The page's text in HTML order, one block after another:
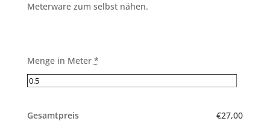
Meterware zum selbst nähen.
Menge in Meter *
Gesamtpreis €27,00